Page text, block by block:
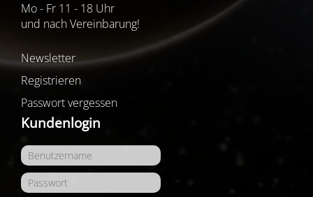
Mo - Fr 11 - 18 Uhr
und nach Vereinbarung!
Newsletter
Registrieren
Passwort vergessen
Kundenlogin